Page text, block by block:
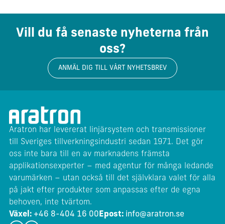
Vill du få senaste nyheterna från
oss?
ANMÄL DIG TILL VÅRT NYHETSBREV
Aratron har levererat linjärsystem och transmissioner
till Sveriges tillverkningsindustri sedan 1971. Det gör
oss inte bara till en av marknadens främsta
applikationsexperter – med agentur för många ledande
varumärken – utan också till det självklara valet för alla
på jakt efter produkter som anpassas efter de egna
behoven, inte tvärtom.
Växel:+46 8-404 16 00 Epost:info@aratron.se